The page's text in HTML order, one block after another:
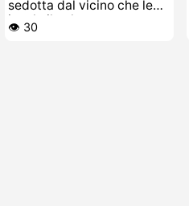
sedotta dal vicino che le
incula il culo
👁️ 30